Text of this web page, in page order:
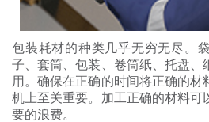
包装耗材的种类几乎无穷无尽。
子、套筒、包装、卷筒纸、托盘、
用。确保在正确的时间将正确的材
机上至关重要。加工正确的材料可
要的浪费。